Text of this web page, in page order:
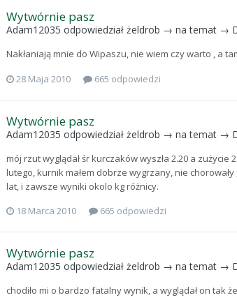
Wytwórnie pasz
Adam12035 odpowiedział żeldrob → na temat →
Nakłaniają mnie do Wipaszu, nie wiem czy warto , a
28 Maja 2010
665 odpowiedzi
Wytwórnie pasz
Adam12035 odpowiedział żeldrob → na temat →
mój rzut wyglądał śr kurczaków wyszła 2.20 a
lutego, kurnik małem dobrze wygrzany, nie
lat, i zawsze wyniki okolo kg różnicy.
18 Marca 2010
665 odpowiedzi
Wytwórnie pasz
Adam12035 odpowiedział żeldrob → na temat →
chodiło mi o bardzo fatalny wynik, a wyglądał on tak